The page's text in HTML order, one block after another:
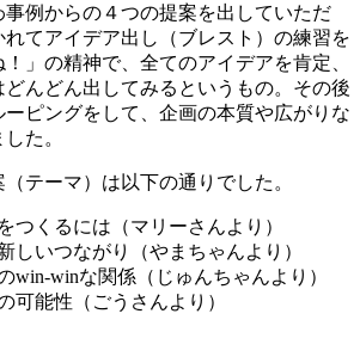
例からの４つの提案を出していただ
れてアイデア出し（ブレスト）の練習を
」の精神で、全てのアイデアを肯定、
んどん出してみるというもの。その後
ピングをして、企画の本質や広がりな
た。
テーマ）は以下の通りでした。
つくるには（マリーさんより）
しいつながり（やまちゃんより）
win-winな関係（じゅんちゃんより）
可能性（ごうさんより）